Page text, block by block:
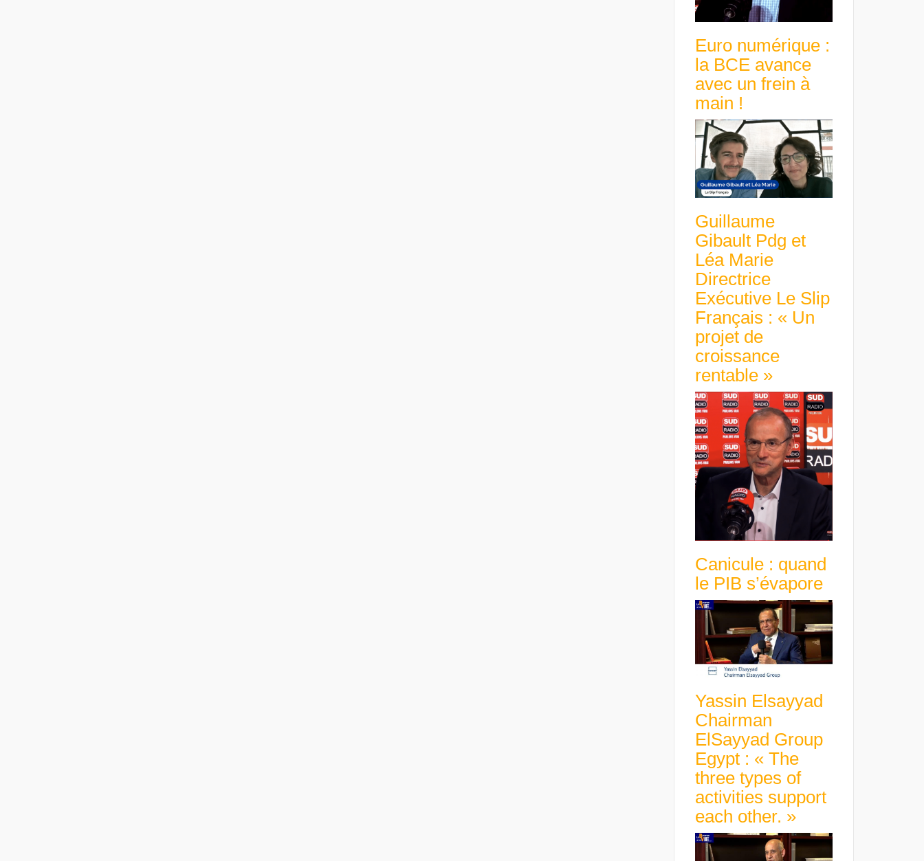
Euro numérique :
la BCE avance
avec un frein à
main !
Guillaume
Gibault Pdg et
Léa Marie
Directrice
Exécutive Le Slip
Français : « Un
projet de
croissance
rentable »
Canicule : quand
le PIB s’évapore
Yassin Elsayyad
Chairman
ElSayyad Group
Egypt : « The
three types of
activities support
each other. »